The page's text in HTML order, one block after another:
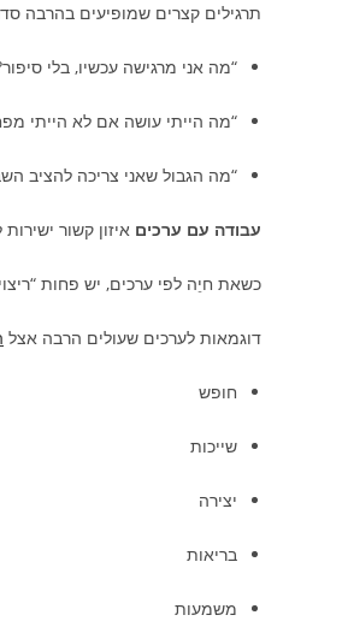
תרגילים קצרים שמופיעים בהרבה
“מה אני מרגישה עכשיו, בלי
“מה הייתי עושה אם לא הייתי
“מה הגבול שאני צריכה להציב
עבודה עם ערכים איזון קשור
כשאת חיֵה לפי ערכים, יש פחות
דוגמאות לערכים שעולים הרבה אצל
חופש
שייכות
יצירה
בריאות
משמעות